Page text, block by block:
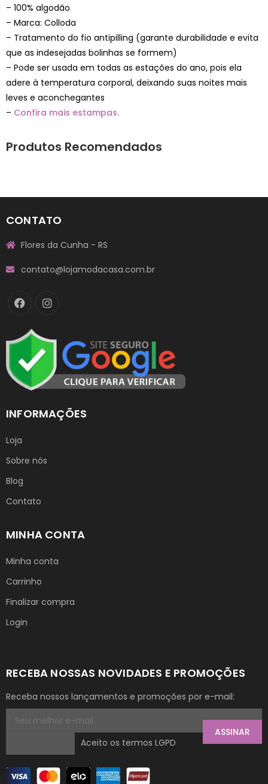
– 100% algodão
– Marca: Colloda
– Tratamento do fio antipilling (garante durabilidade e evita
que as indesejadas bolinhas se formem)
– Pode ser usada em todas as estações do ano, pois ela
adere à temperatura corporal, deixando suas noites mais
leves e aconchegantes
– Confira mais estampas.
Produtos Recomendados
CONTATO
Flores da Cunha - RS
contato@lojamodacasa.com.br
INFORMAÇÕES
Loja
Sobre nós
Blog
Contato
MINHA CONTA
Minha conta
Carrinho
Finalizar compra
Login
RECEBA NOSSAS NOVIDADES E PROMOÇÕES
Receba nossos lançamentos e promoções por e-mail:
ASSINAR
Aceito os termos LGPD